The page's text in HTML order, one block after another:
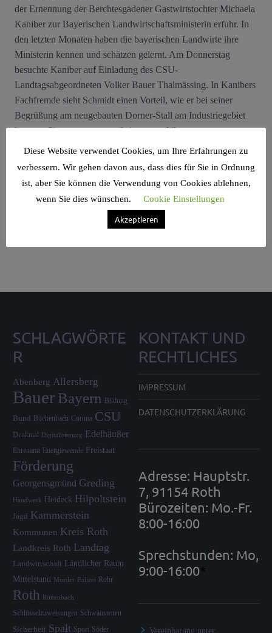
der Ernennung der Berchtesgadener Gastwirtstochter Michaela
Kaniber zur Bayerischen Landwirtschaftsministerin erfuhr. In
den letzten Monaten haben die bayerischen Landwirte ihre
Ministerin kennen und schätzen gelernt. Am Donnerstag
besuchte Kaniber auf Einladung des CSU-
Landtagsabgeordneten Volker Bauer Thalmässing. In Kanibers
Fachfremde sieht Schmidt einen Vorteil, wie er bei seiner
Begrüßung am neugebauten Dorner-Stall am Industriegebiet
betont. „Sie tut uns gut, weil sie uns und ihr ...
Search Sidebar Widget Area
SCHLAGWÖRTE
R
Abenberg Allersberg
Bauer Bayern Bildung
Bund Büchenbach Corona CSU
Denkmal Digitalisierung Edelhäußer
Ehrenamt Energiewende Freistaat
Förderung
Georgensgmünd Greding
Handwerk Heideck Hilpoltstein
Jagd Kammerstein
Kommunen Kreis Roth
Landkreis Roth Landtag
Landwirtschaft Ländlicher Raum
Mittelstand Mortler Polizei Rohr
Roth Röttenbach
Schlüsselzuweisungen Schwanstetten
Sicherheit Spalt Sport Söder
KONTAKT UND
RECHTLICHES
IMPRESSUM
DATENSCHUTZERKLÄRUNG
Adresse: Hauptstr.
7, 91154 Roth
Bürozeiten: Mo.-Fr.
8:00-16:00
Sprechstunden: Mo,
9:00-16:00*
Vereinbarung unter
Diese Website verwendet Cookies, um Ihre Erfahrungen zu
verbessern. Wir gehen davon aus, dass dies für Sie in Ordnung
ist, aber Sie können die Verwendung von Cookies ablehnen,
wenn Sie dies wünschen.
Cookie Einstellungen
Akzeptieren